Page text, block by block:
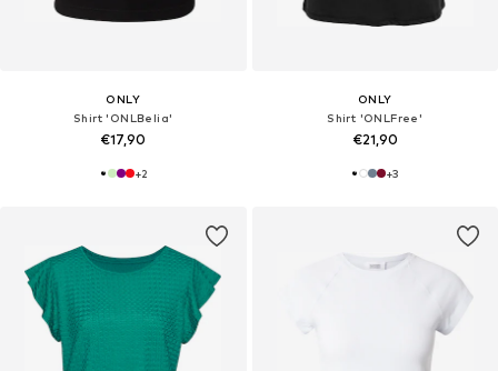
ONLY
Shirt 'ONLBelia'
€17,90
+2
ONLY
Shirt 'ONLFree'
€21,90
+3